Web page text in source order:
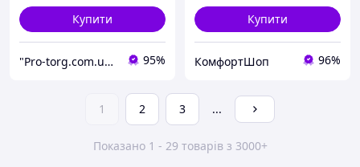
Купити
"Pro-torg.com.ua" - інтернет-магазин дитячих товарів та іграшок 95%
Купити
КомфортШоп 96%
1 2 3 ...
Показано 1 - 29 товарів з 3000+